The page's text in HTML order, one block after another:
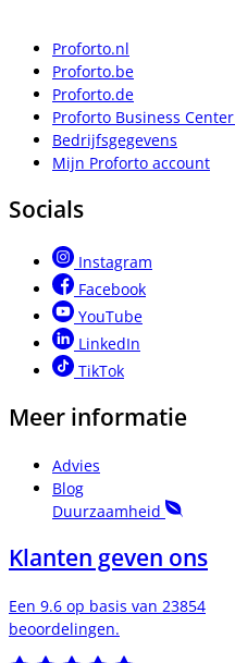
Proforto.nl
Proforto.be
Proforto.de
Proforto Business Center
Bedrijfsgegevens
Mijn Proforto account
Socials
Instagram
Facebook
YouTube
LinkedIn
TikTok
Meer informatie
Advies
Blog
Duurzaamheid
Klanten geven ons
Een 9.6 op basis van 23854
beoordelingen.